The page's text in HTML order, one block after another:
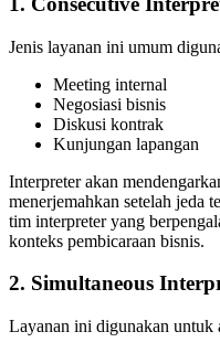
Jenis layanan ini umum
Meeting internal
Negosiasi bisnis
Diskusi kontrak
Kunjungan lapangan
Interpreter akan
menerjemahkan setelah jeda
tim interpreter yang
konteks pembicaraan bisnis.
2. Simultaneous
Layanan ini digunakan untuk